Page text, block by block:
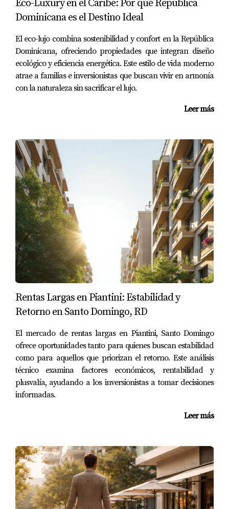
significativamente en las últimas décadas. Desde
modernos aeropuertos hasta carreteras bien mantenidas
accesibilidad son factores que atraen tanto a turistas
como a residentes permanentes. Esto no solo mejora la
experiencia del visitante, sino que también aumenta el
valor de las propiedades.
Proyectos como Cap Cana han demostrado cómo una
planificación urbana adecuada puede transformar una
región. Con lujosos complejos residenciales, campos de
golf diseñados por arquitectos renombrados y acceso
directo a playas privadas, Cap Cana se ha convertido en
un modelo a seguir para otros desarrollos inmobiliarios
en el Caribe. La inversión aquí no solo promete
rentabilidad, sino también un estilo de vida exclusivo.
ESTABILIDAD ECONÓMICA Y
POLÍTICAS DE INCENTIVO
La estabilidad económica de la República Dominicana es
otro factor crucial que respalda la inversión en Punta
Cana. El país ha mostrado un crecimiento económico
sostenido durante años, lo que brinda confianza a los
inversionistas. Además, políticas como la Ley CONFOTUR
ofrecen incentivos fiscales atractivos para quienes
transferencias inmobiliarias.
Exención del impuesto sobre propiedades
inmobiliarias por hasta 15 años.
Facilidades para obtener permisos y licencias.
Estas ventajas hacen que invertir en bienes raíces en
Eco-Luxury en el Caribe: Por qué República
Dominicana es el Destino Ideal
El eco-lujo combina sostenibilidad y confort en la República
Dominicana, ofreciendo propiedades que integran diseño
ecológico y eficiencia energética. Este estilo de vida moderno
atrae a familias e inversionistas que buscan vivir en armonía
con la naturaleza sin sacrificar el lujo.
Leer más
Rentas Largas en Piantini: Estabilidad y
Retorno en Santo Domingo, RD
El mercado de rentas largas en Piantini, Santo Domingo
ofrece oportunidades tanto para quienes buscan estabilidad
como para aquellos que priorizan el retorno. Este análisis
técnico examina factores económicos, rentabilidad y
plusvalía, ayudando a los inversionistas a tomar decisiones
informadas.
Leer más